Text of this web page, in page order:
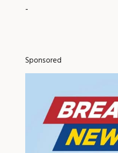
-
Sponsored